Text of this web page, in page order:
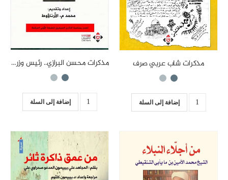
مذكرات شاب عربي صرف
إضافة إلى السلة
مذكرات محسن البرازي.. رئيس وزراء سورية الأسبق
إضافة إلى السلة